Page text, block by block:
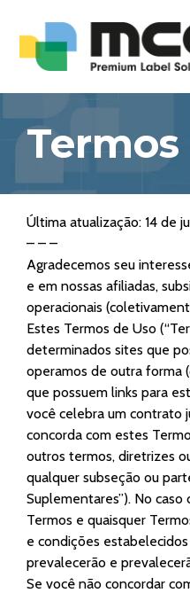
Termos
Última atualização: 14 de
– – –
Agradecemos seu
e em nossas afiliadas,
operacionais
Estes Termos de Uso
determinados sites que
operamos de outra forma
que possuem links para
você celebra um contrato
concorda com estes
outros termos, diretrizes
qualquer subseção ou
Suplementares”). No
Termos e quaisquer
e condições
prevalecerão e
Se você não concordar